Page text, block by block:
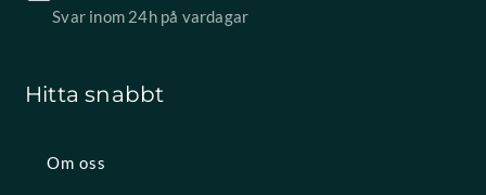
Svar inom 24h på vardagar
Hitta snabbt
Om oss